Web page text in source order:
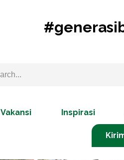
Vakansi Inspirasi